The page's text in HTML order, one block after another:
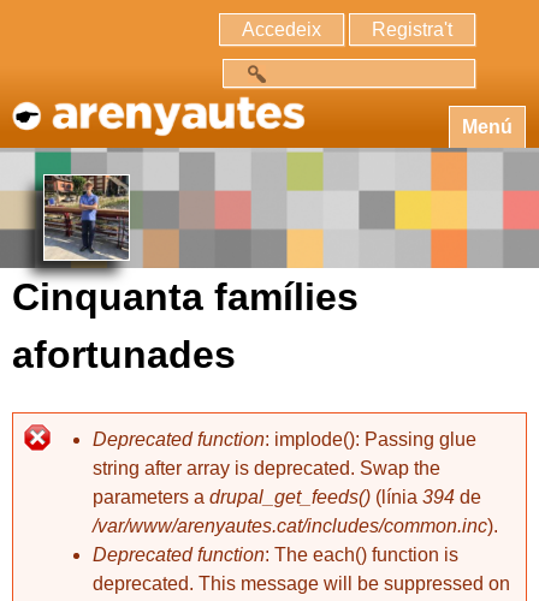
Accedeix Registra't
Menú
Cinquanta famílies
afortunades
Deprecated function: implode(): Passing glue
string after array is deprecated. Swap the
parameters a drupal_get_feeds() (línia 394 de
/var/www/arenyautes.cat/includes/common.inc).
Deprecated function: The each() function is
deprecated. This message will be suppressed on